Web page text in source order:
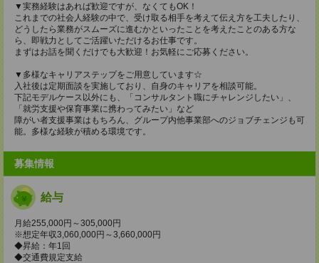
▼実務経験はあれば歓迎ですが、なくてもOK！
これまでの社会人経験の中で、受け取る相手を考えて伝え方を工夫したり、
どうしたら業務がスムーズに進むかといったことを考えたことのある方な
ら、即戦力としてご活躍いただけるお仕事です。
まずはお話を聞くだけでも大歓迎！お気軽にご応募ください。
▼多様なキャリアステップをご用意しています☆
入社後は定期面談を実施しており、自身のキャリアを相談可能。
下記モデルケース以外にも、「コンサルタント職にチャレンジしたい」、
「就労支援や保育事業に携わってみたい」など
障がい者支援事業はもちろん、グループ内他事業部へのジョブチェンジも可
能。多様な経験が積める環境です。
募集情報
給与
月給255,000円～305,000円
※想定年収3,060,000円～3,660,000円
◆昇給：年1回
◆交通費規定支給